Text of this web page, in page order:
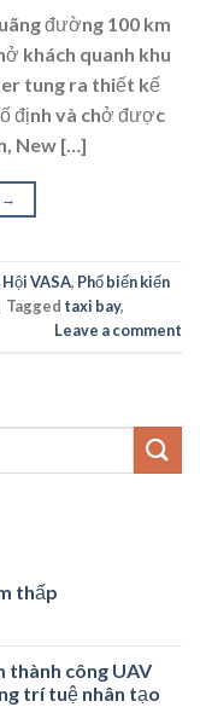
đường 100 km
khách quanh khu
tung ra thiết kế
định và chở được
New […]
→
VASA, Phổ biến kiến
Tagged taxi bay,
Leave a comment
thấp
thành công UAV
trí tuệ nhân tạo